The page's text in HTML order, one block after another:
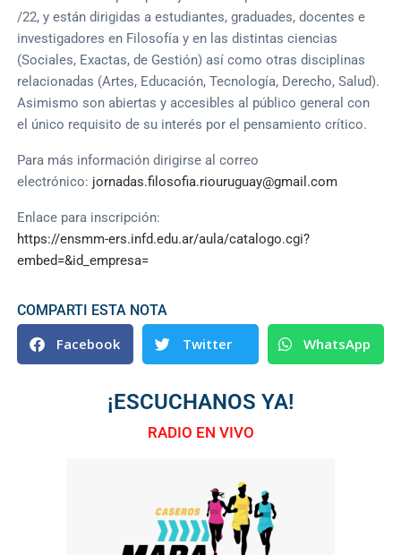
/22, y están dirigidas a estudiantes, graduades, docentes e
investigadores en Filosofía y en las distintas ciencias
(Sociales, Exactas, de Gestión) así como otras disciplinas
relacionadas (Artes, Educación, Tecnología, Derecho, Salud).
Asimismo son abiertas y accesibles al público general con
el único requisito de su interés por el pensamiento crítico.
Para más información dirigirse al correo
electrónico: jornadas.filosofia.riouruguay@gmail.com
Enlace para inscripción:
https://ensmm-ers.infd.edu.ar/aula/catalogo.cgi?
embed=&id_empresa=
COMPARTI ESTA NOTA
Facebook Twitter WhatsApp
¡ESCUCHANOS YA!
RADIO EN VIVO